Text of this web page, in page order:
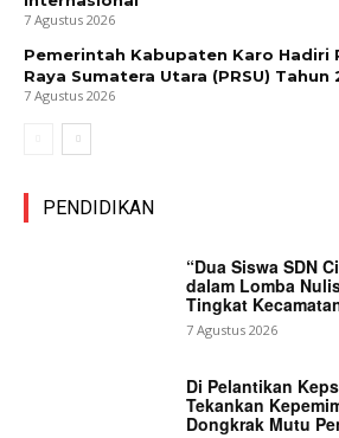
7 Agustus 2026
Pemerintah Kabupaten Karo Hadiri
Raya Sumatera Utara (PRSU)
7 Agustus 2026
PENDIDIKAN
“Dua Siswa SDN
dalam Lomba
Tingkat
7 Agustus 2026
Di Pelantikan
Tekankan
Dongkrak Mutu